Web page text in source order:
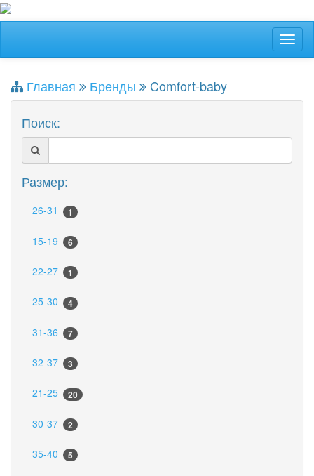
Главная Бренды
Comfort-baby
Поиск:
Размер:
26-31 1
15-19 6
22-27 1
25-30 4
31-36 7
32-37 3
21-25 20
30-37 2
35-40 5